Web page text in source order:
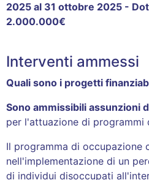
2025 al 31 ottobre 2025 -
2.000.000€
Interventi ammessi
Quali sono i progetti
Sono ammissibili assunzioni
per l'attuazione di programmi
Il programma di occupazione
nell'implementazione di un
di individui disoccupati